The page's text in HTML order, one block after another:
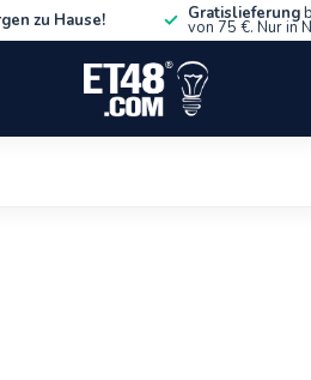
zu Hause! Gratislieferung
von 75 €. Nur in